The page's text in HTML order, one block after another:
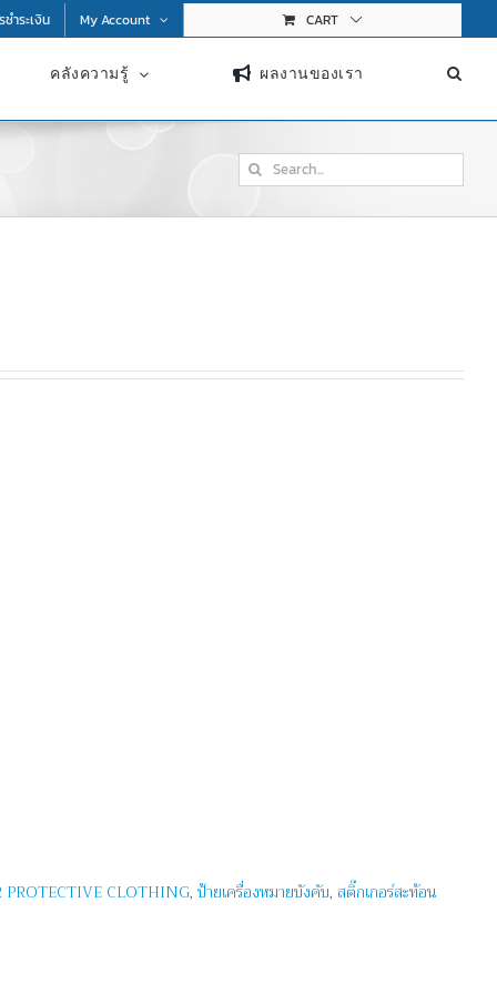
ำระเงิน My Account CART
คลังความรู้ ผลงานของเรา
Search
for:
PROTECTIVE CLOTHING, ป้ายเครื่องหมายบังคับ, สติ๊กเกอร์สะท้อน